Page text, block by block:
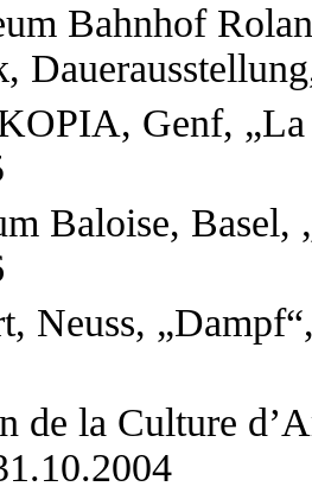
Bahnhof
Genf, „La
Baloise, Basel,
Neuss,
de la Culture